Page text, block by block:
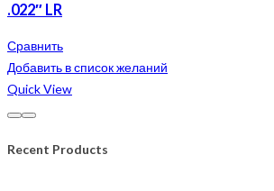
.022″ LR
Сравнить
Добавить в список желаний
Quick View
Recent Products